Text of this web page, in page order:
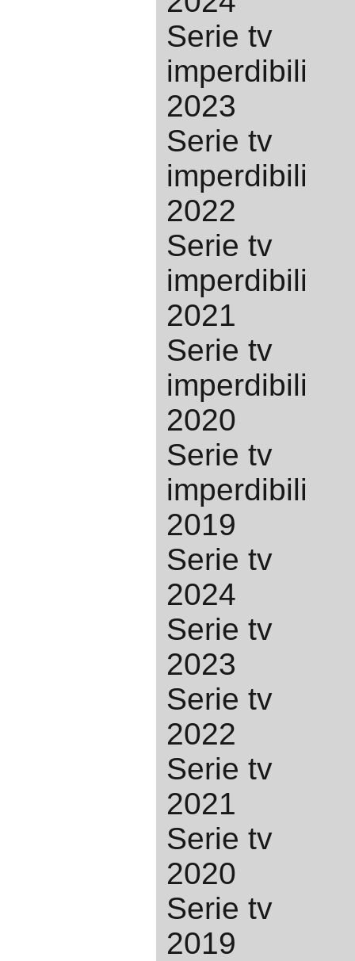
Serie tv
imperdibili
2023
Serie tv
imperdibili
2022
Serie tv
imperdibili
2021
Serie tv
imperdibili
2020
Serie tv
imperdibili
2019
Serie tv
2024
Serie tv
2023
Serie tv
2022
Serie tv
2021
Serie tv
2020
Serie tv
2019